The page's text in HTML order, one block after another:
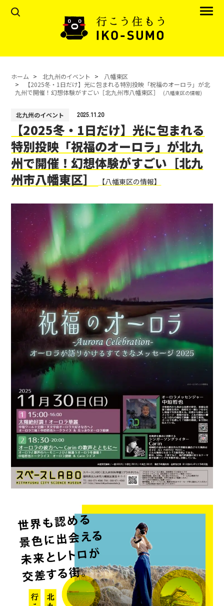
ホーム 北九州のイベント
八幡東区
【2025冬・1日だけ】光に包まれる特別投映「祝福のオーロラ」が北
九州で開催！幻想体験がすごい［北九州市八幡東区］
(八幡東区の情報)
北九州のイベント 2025.11.20
【2025冬・1日だけ】光に包まれる
特別投映「祝福のオーロラ」が北九
州で開催！幻想体験がすごい［北九
州市八幡東区］
【八幡東区の情報】